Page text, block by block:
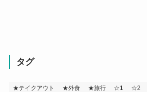
タグ
★テイクアウト ★外食 ★旅行 ☆1 ☆2